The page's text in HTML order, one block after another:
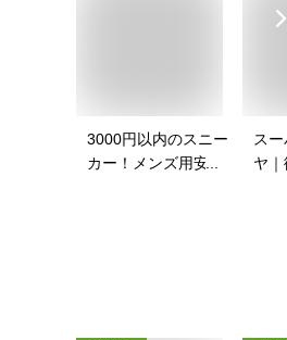
3000円以内のスニー
カー！メンズ用安い
ス
ヤ